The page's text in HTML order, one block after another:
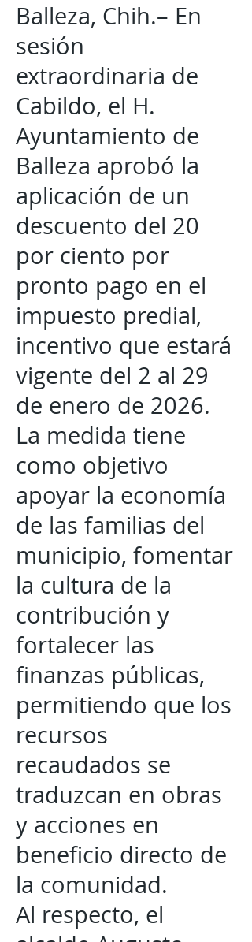
Balleza, Chih.– En
sesión
extraordinaria de
Cabildo, el H.
Ayuntamiento de
Balleza aprobó la
aplicación de un
descuento del 20
por ciento por
pronto pago en el
impuesto predial,
incentivo que estará
vigente del 2 al 29
de enero de 2026.
La medida tiene
como objetivo
apoyar la economía
de las familias del
municipio, fomentar
la cultura de la
contribución y
fortalecer las
finanzas públicas,
permitiendo que los
recursos
recaudados se
traduzcan en obras
y acciones en
beneficio directo de
la comunidad.
Al respecto, el